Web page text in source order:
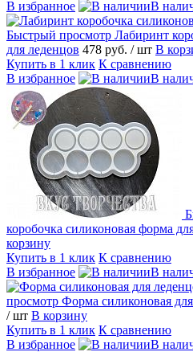
В избранное В
Быстрый просмотр Лабиринт
для леденцов 478 руб. / шт В
Купить в 1 клик К сравнению
В избранное
В
коробочка силиконовая форма
корзину
Купить в 1 клик К сравнению
В избранное
В
просмотр Форма силиконовая
/ шт В корзину
Купить в 1 клик К сравнению
В избранное
В